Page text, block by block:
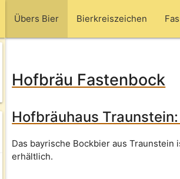
Übers Bier Bierkreiszeichen
Hofbräu Fastenbock
Hofbräuhaus
Das bayrische Bockbier aus
erhältlich.